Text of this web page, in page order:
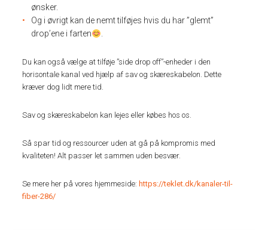
ønsker.
Og i øvrigt kan de nemt tilføjes hvis du har ”glemt”
drop’ene i farten
.
Du kan også vælge at tilføje ”side drop off”-enheder i den
horisontale kanal ved hjælp af sav og skæreskabelon. Dette
kræver dog lidt mere tid.
Sav og skæreskabelon kan lejes eller købes hos os.
Så spar tid og ressourcer uden at gå på kompromis med
kvaliteten! Alt passer let sammen uden besvær.
Se mere her på vores hjemmeside: https://teklet.dk/kanaler-til-
fiber-286/